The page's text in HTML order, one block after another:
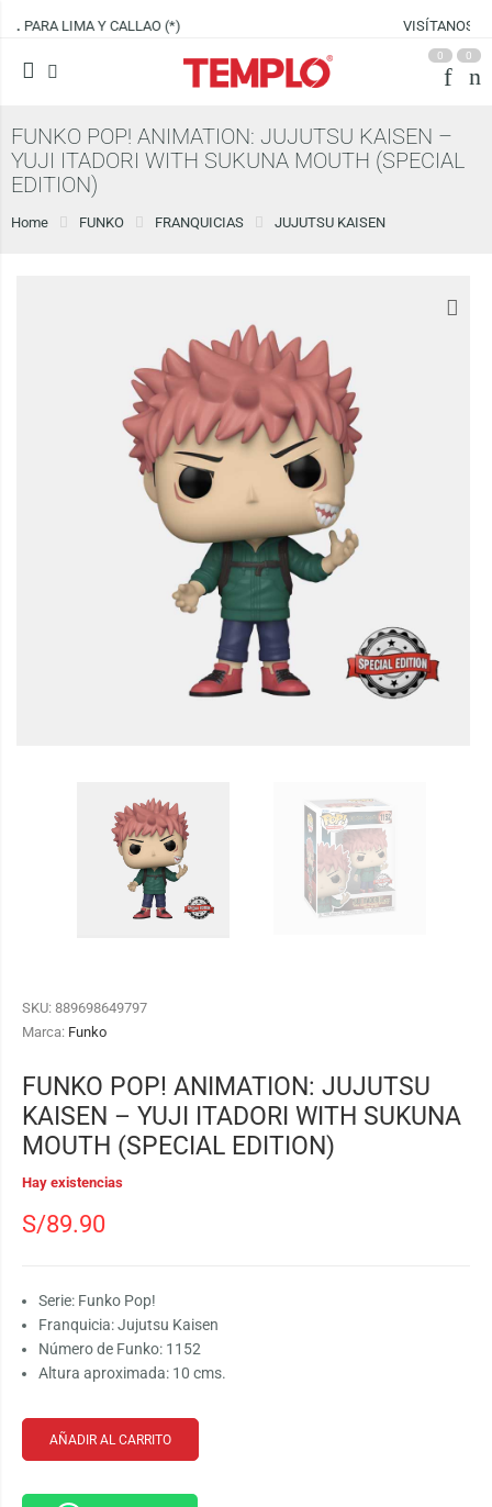
CENCO LIMA SUR
0 0
FUNKO POP! ANIMATION: JUJUTSU KAISEN –
YUJI ITADORI WITH SUKUNA MOUTH (SPECIAL
EDITION)
Home FUNKO FRANQUICIAS JUJUTSU KAISEN
SKU: 889698649797
Marca: Funko
FUNKO POP! ANIMATION: JUJUTSU
KAISEN – YUJI ITADORI WITH SUKUNA
MOUTH (SPECIAL EDITION)
Hay existencias
S/89.90
Serie: Funko Pop!
Franquicia: Jujutsu Kaisen
Número de Funko: 1152
Altura aproximada: 10 cms.
AÑADIR AL CARRITO